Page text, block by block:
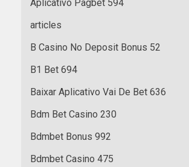
Aplicativo Pagbet 594
articles
B Casino No Deposit Bonus 52
B1 Bet 694
Baixar Aplicativo Vai De Bet 636
Bdm Bet Casino 230
Bdmbet Bonus 992
Bdmbet Casino 475